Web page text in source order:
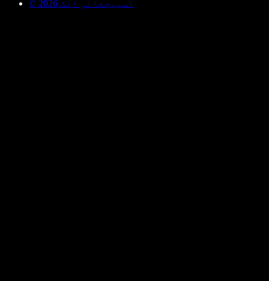
© اسپیچفائی انک 2026